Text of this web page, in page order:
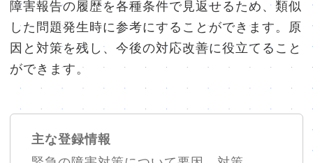
障害報告の履歴を各種条件で見返せるため、類似
した問題発生時に参考にすることができます。原
因と対策を残し、今後の対応改善に役立てること
ができます。
主な登録情報